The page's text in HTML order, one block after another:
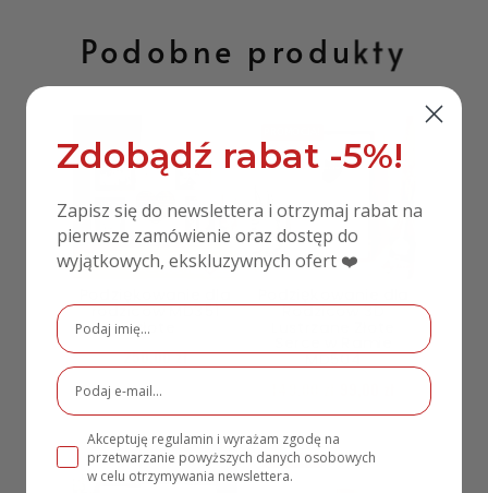
Podobne produkty
rodziców MD351
złote
250,00zł
Rodziców 3D
MD504
PROMOCJA!
Zdobądź rabat -5%!
Zapisz się do newslettera i otrzymaj rabat na
pierwsze zamówienie oraz dostęp do
wyjątkowych, ekskluzywnych ofert ❤️
Akceptuję regulamin i wyrażam zgodę na
przetwarzanie powyższych danych osobowych
w celu otrzymywania newslettera.